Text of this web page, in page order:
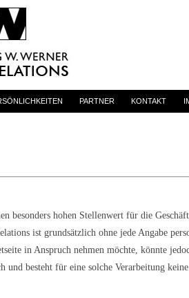
PARTNER KONTAKT
besonders hohen Stellenwert für die
ist grundsätzlich ohne jede Angabe
in Anspruch nehmen möchte, könnte
besteht für eine solche Verarbeitung